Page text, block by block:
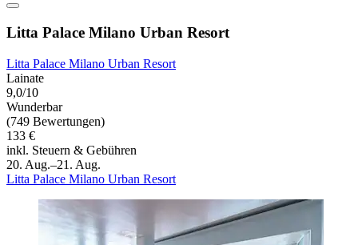
Litta Palace Milano Urban Resort
Litta Palace Milano Urban Resort
Lainate
9,0/10
Wunderbar
(749 Bewertungen)
133 €
inkl. Steuern & Gebühren
20. Aug.–21. Aug.
Litta Palace Milano Urban Resort